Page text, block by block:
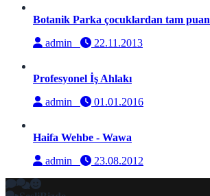
Botanik Parka çocuklardan tam puan
admin
22.11.2013
Profesyonel İş Ahlakı
admin
01.01.2016
Haifa Wehbe - Wawa
admin
23.08.2012